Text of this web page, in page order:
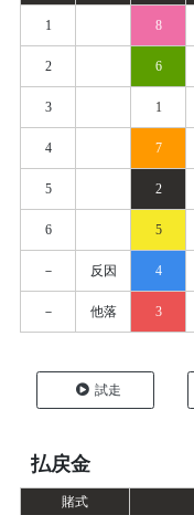
1 8
2 6
3 1
4 7
5 2
6 5
－ 反因 4
－ 他落 3
試走
払戻金
賭式